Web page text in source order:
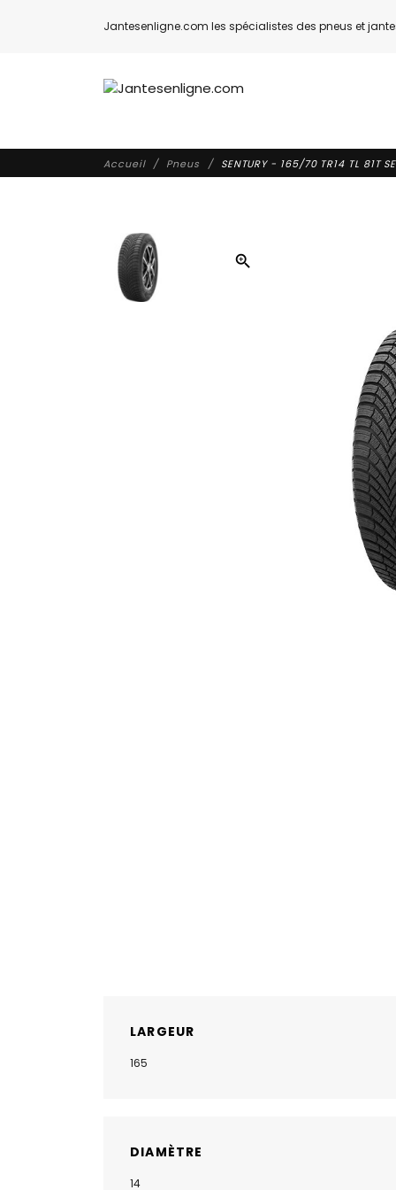
Jantesenligne.com les spécialistes des pneus et
Accueil Pneus SENTURY - 165/70 TR14 TL 81T
zoom_in
LARGEUR
165
DIAMÈTRE
14